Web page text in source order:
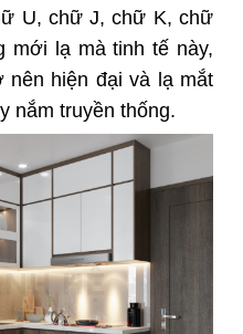
U, chữ J, chữ K, chữ
lạ mà tinh tế này,
nên hiện đại và lạ mắt
nắm truyền thống.